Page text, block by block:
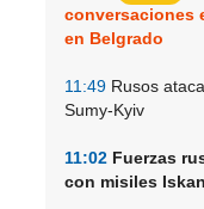
conversaciones
en Belgrado
11:49 Rusos
Sumy-Kyiv
11:02 Fuerzas
con misiles